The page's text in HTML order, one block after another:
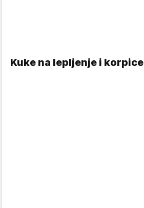
Kuke na lepljenje i korpice